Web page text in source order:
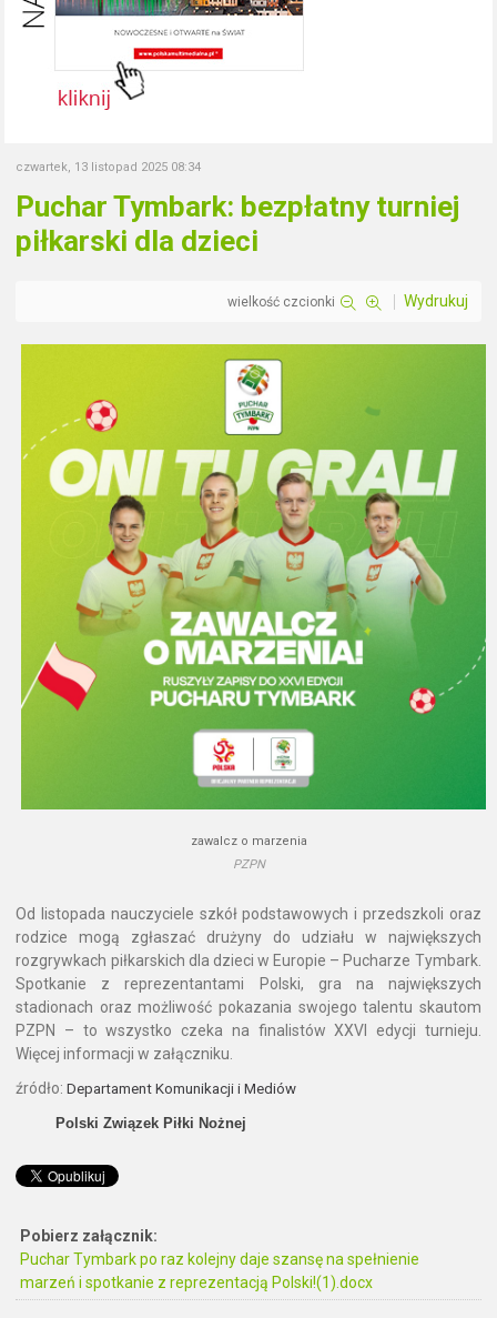
czwartek, 13 listopad 2025 08:34
Puchar Tymbark: bezpłatny turniej
piłkarski dla dzieci
wielkość czcionki Wydrukuj
zawalcz o marzenia
PZPN
Od listopada nauczyciele szkół podstawowych i przedszkoli oraz
rodzice mogą zgłaszać drużyny do udziału w największych
rozgrywkach piłkarskich dla dzieci w Europie – Pucharze Tymbark.
Spotkanie z reprezentantami Polski, gra na największych
stadionach oraz możliwość pokazania swojego talentu skautom
PZPN – to wszystko czeka na finalistów XXVI edycji turnieju.
Więcej informacji w załączniku.
źródło:Departament Komunikacji i Mediów
Polski Związek Piłki Nożnej
Pobierz załącznik:
Puchar Tymbark po raz kolejny daje szansę na spełnienie
marzeń i spotkanie z reprezentacją Polski!(1).docx